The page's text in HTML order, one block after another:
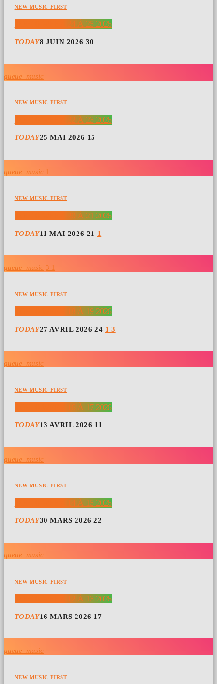
NEW MUSIC FIRST
TOP 10 WEEK 24 À 25 2026
TODAY8 JUIN 2026 30
queue_music
NEW MUSIC FIRST
TOP 10 WEEK 22 À 23 2026
TODAY25 MAI 2026 15
queue_music 1
NEW MUSIC FIRST
TOP 10 WEEK 20 À 21 2026
TODAY11 MAI 2026 21 1
queue_music 3 1
NEW MUSIC FIRST
TOP 10 WEEK 18 À 19 2026
TODAY27 AVRIL 2026 24 1 3
queue_music
NEW MUSIC FIRST
TOP 10 WEEK 16 À 17 2026
TODAY13 AVRIL 2026 11
queue_music
NEW MUSIC FIRST
TOP 10 WEEK 14 À 15 2026
TODAY30 MARS 2026 22
queue_music
NEW MUSIC FIRST
TOP 10 WEEK 12 À 13 2026
TODAY16 MARS 2026 17
queue_music
NEW MUSIC FIRST